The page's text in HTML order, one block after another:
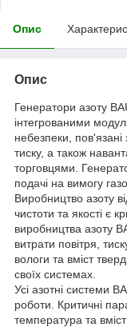
Опис
Опис
Генератори азоту
інтегрованими
небезпеки,
тиску, а також
торговцями.
подачі на вимогу
Виробництво азоту
чистоти та якості є
виробництва азоту
витрати повітря,
вологи та вміст
своїх системах.
Усі азотні системи
роботи. Критичні
температура та